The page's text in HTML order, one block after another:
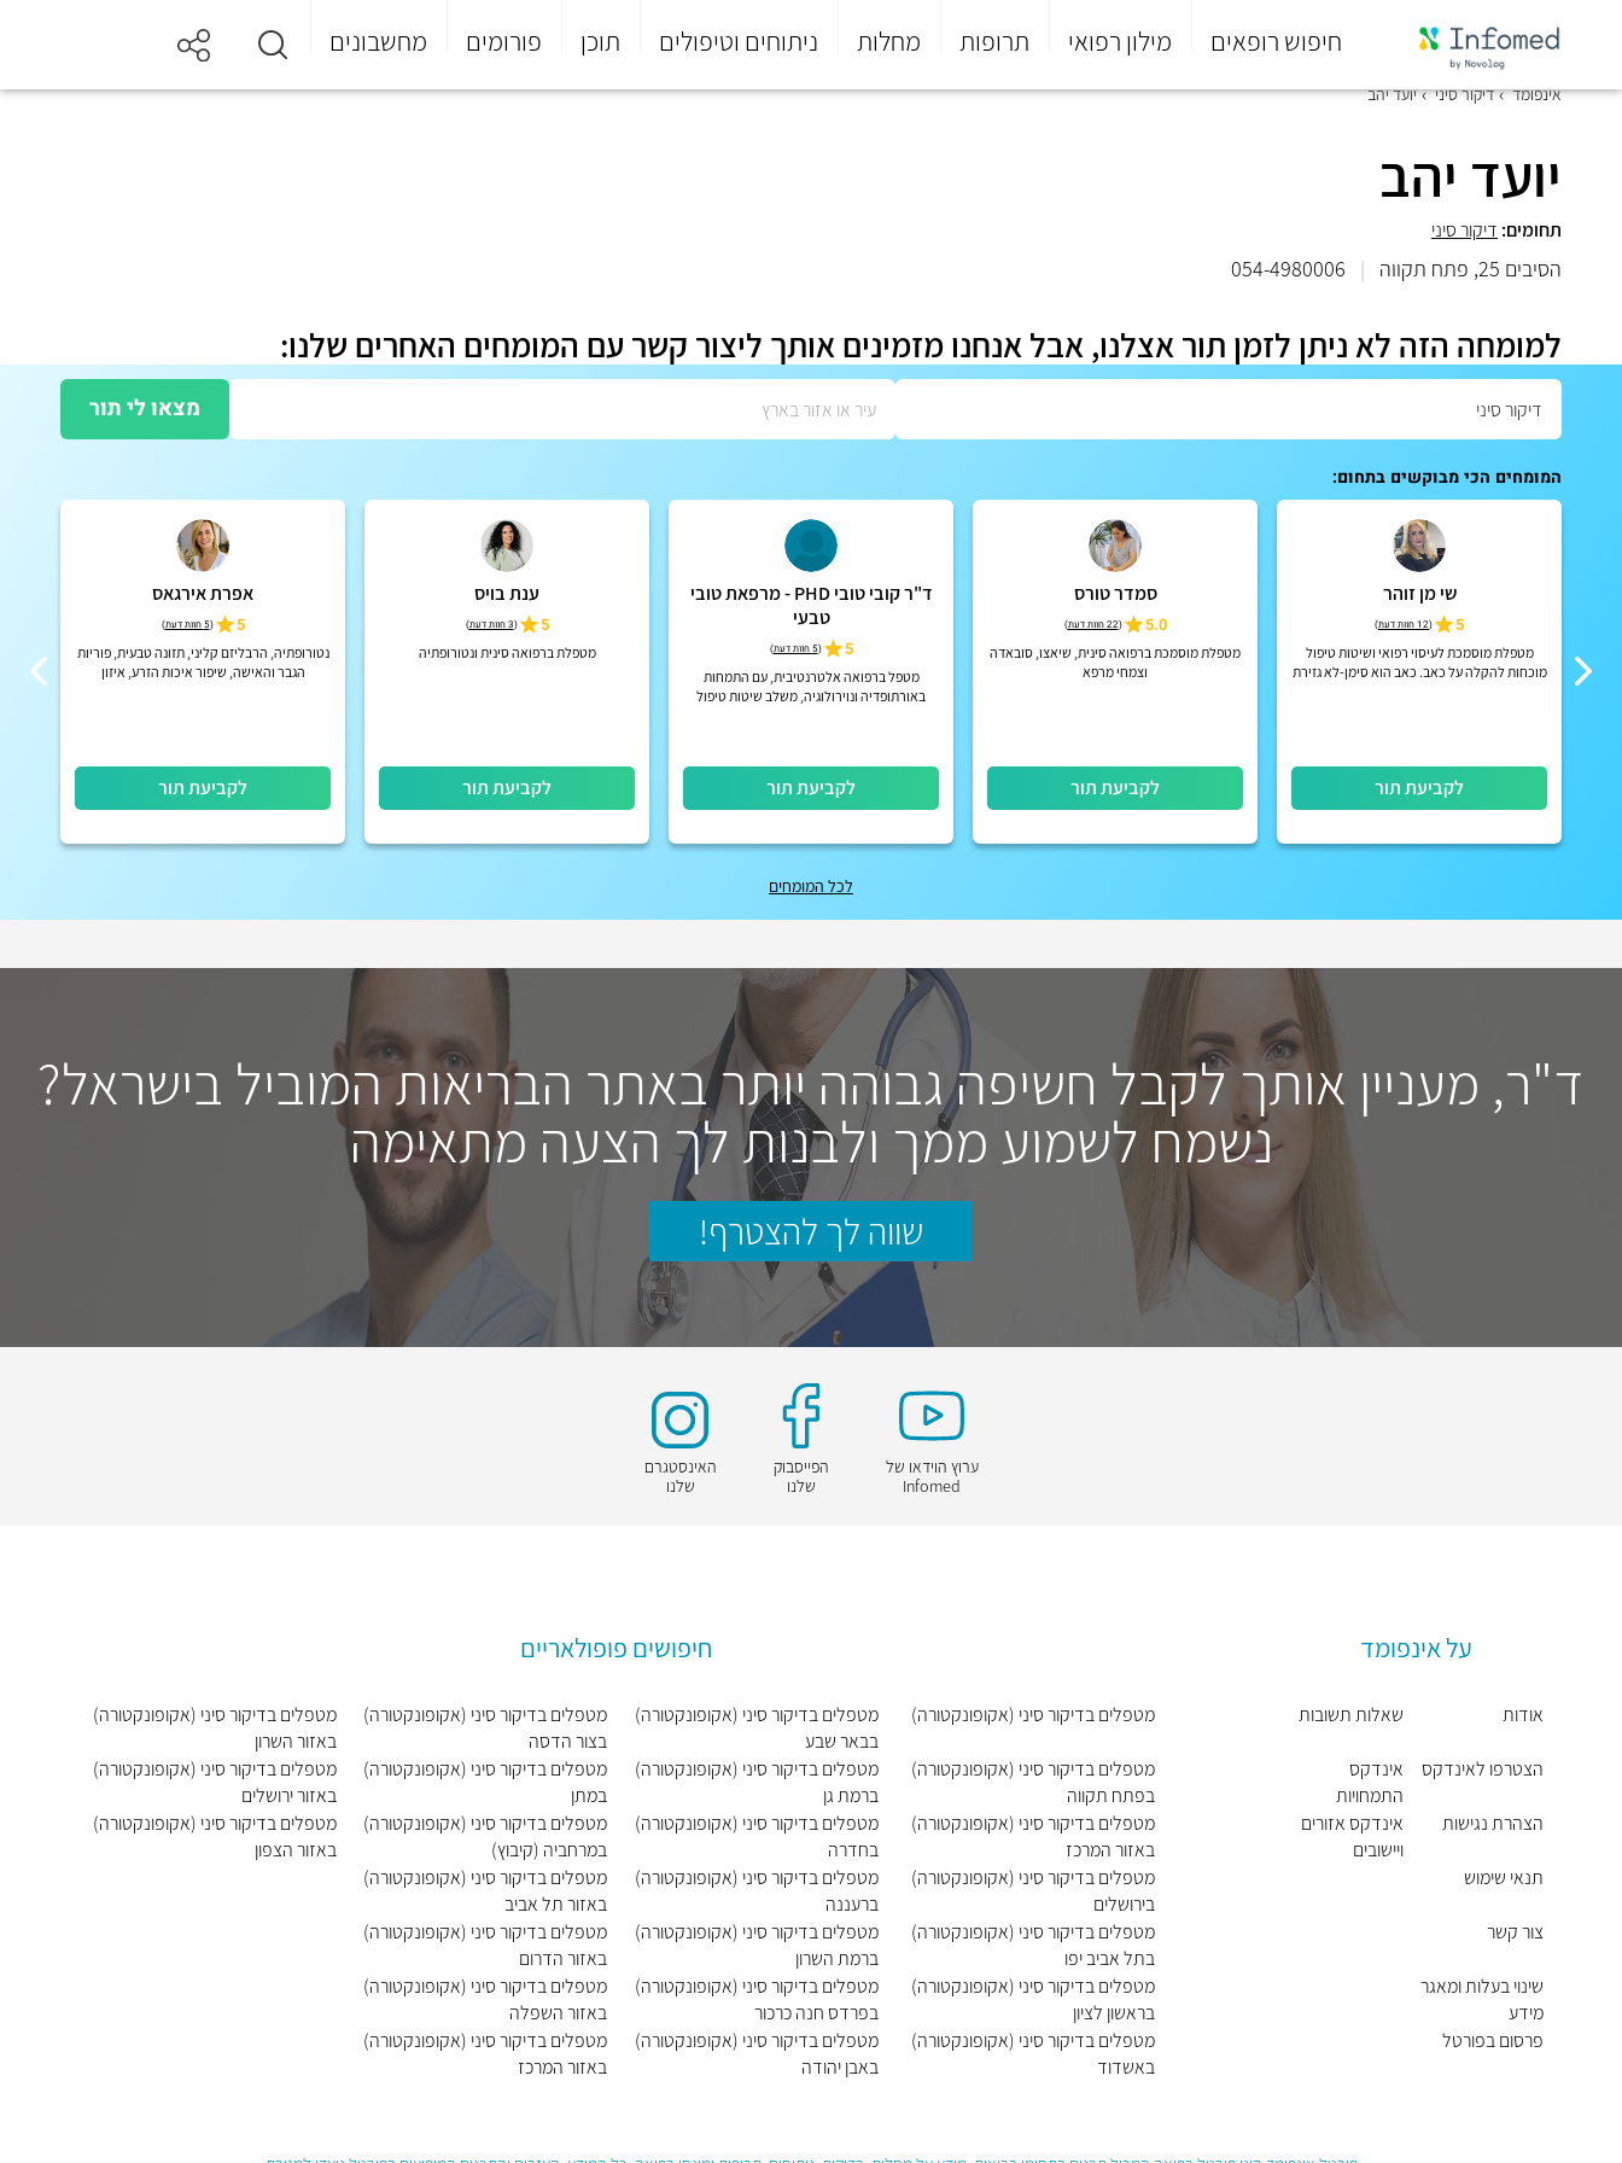
חיפוש רופאים מילון רפואי תרופות מחלות ניתוחים וטיפולים תוכן פורומים מחשבונים
סוף
אינפומד דיקור סיני יועד יהב
יועד יהב
תחומים: דיקור סיני
הסיבים 25, פתח תקווה |
054-4980006
למומחה הזה לא ניתן לזמן תור אצלנו, אבל אנחנו מזמינים אותך ליצור קשר עם המומחים האחרים שלנו:
מצאו לי תור
המומחים הכי מבוקשים בתחום:
שי מן זוהר
5
(12 חוות דעת )
מטפלת מוסמכת לעיסוי רפואי ושיטות טיפול
מוכחות להקלה על כאב. כאב הוא סימן-לא גזירת
לקביעת תור
סמדר טורס
5.0
(22 חוות דעת )
מטפלת מוסמכת ברפואה סינית, שיאצו, סובאדה
וצמחי מרפא
לקביעת תור
ד"ר קובי טובי PHD - מרפאת טובי
טבעי
5
(5 חוות דעת )
מטפל ברפואה אלטרנטיבית, עם התמחות
באורתופדיה ונוירולוגיה, משלב שיטות טיפול
לקביעת תור
ענת בויס
5
(3 חוות דעת )
מטפלת ברפואה סינית ונטורופתיה
לקביעת תור
אפרת אירגאס
5
(5 חוות דעת )
נטורופתיה, הרבליזם קליני, תזונה טבעית, פוריות
הגבר והאישה, שיפור איכות הזרע, איזון
לקביעת תור
לכל המומחים
ד"ר, מעניין אותך לקבל חשיפה גבוהה יותר באתר הבריאות המוביל בישראל?
נשמח לשמוע ממך ולבנות לך הצעה מתאימה
שווה לך להצטרף!
ערוץ הוידאו של
Infomed
הפייסבוק
שלנו
האינסטגרם
שלנו
על אינפומד
אודות
הצטרפו לאינדקס
הצהרת נגישות
תנאי שימוש
צור קשר
שינוי בעלות ומאגר
מידע
פרסום בפורטל
שאלות תשובות
אינדקס
התמחויות
ראשיות
אינדקס אזורים
ויישובים
חיפושים פופולאריים
מטפלים בדיקור סיני (אקופונקטורה)
מטפלים בדיקור סיני (אקופונקטורה)
בפתח תקווה
מטפלים בדיקור סיני (אקופונקטורה)
באזור המרכז
מטפלים בדיקור סיני (אקופונקטורה)
בירושלים
מטפלים בדיקור סיני (אקופונקטורה)
בתל אביב יפו
מטפלים בדיקור סיני (אקופונקטורה)
בראשון לציון
מטפלים בדיקור סיני (אקופונקטורה)
באשדוד
מטפלים בדיקור סיני (אקופונקטורה)
בבאר שבע
מטפלים בדיקור סיני (אקופונקטורה)
ברמת גן
מטפלים בדיקור סיני (אקופונקטורה)
בחדרה
מטפלים בדיקור סיני (אקופונקטורה)
ברעננה
מטפלים בדיקור סיני (אקופונקטורה)
ברמת השרון
מטפלים בדיקור סיני (אקופונקטורה)
בפרדס חנה כרכור
מטפלים בדיקור סיני (אקופונקטורה)
באבן יהודה
מטפלים בדיקור סיני (אקופונקטורה)
בצור הדסה
מטפלים בדיקור סיני (אקופונקטורה)
במתן
מטפלים בדיקור סיני (אקופונקטורה)
במרחביה (קיבוץ)
מטפלים בדיקור סיני (אקופונקטורה)
באזור תל אביב
מטפלים בדיקור סיני (אקופונקטורה)
באזור הדרום
מטפלים בדיקור סיני (אקופונקטורה)
באזור השפלה
מטפלים בדיקור סיני (אקופונקטורה)
באזור המרכז
מטפלים בדיקור סיני (אקופונקטורה)
באזור השרון
מטפלים בדיקור סיני (אקופונקטורה)
באזור ירושלים
מטפלים בדיקור סיני (אקופונקטורה)
באזור הצפון